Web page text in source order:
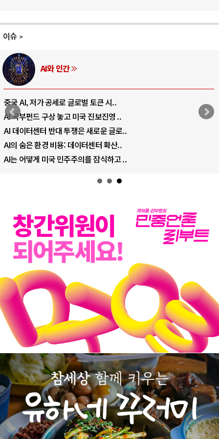
이슈
AI와 인간
중국 AI, 저가 공세로 글로벌 토큰 시..
AI 국부펀드 구상 놓고 미국 진보진영 ..
AI 데이터센터 반대 투쟁은 새로운 글로..
AI의 숨은 환경 비용: 데이터센터 확산..
AI는 어떻게 미국 민주주의를 잠식하고 ..